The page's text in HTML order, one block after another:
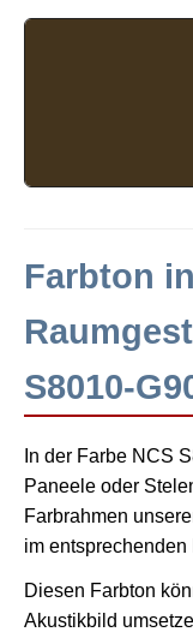
Farbton
S8010-
In der Farbe NCS
Paneele oder
Farbrahmen
im entsprechenden
Diesen Farbton
Akustikbild